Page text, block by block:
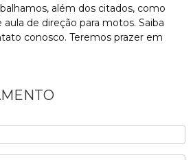
além dos citados, como
de direção para motos. Saiba
conosco. Teremos prazer em